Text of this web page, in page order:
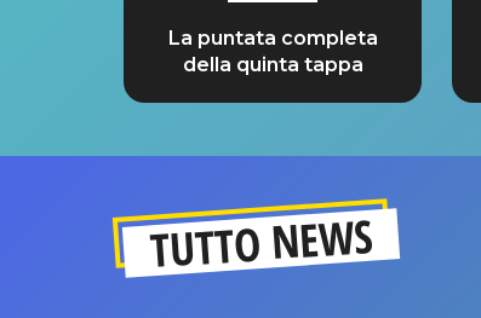
La puntata completa
della quinta tappa
TUTTO NEWS